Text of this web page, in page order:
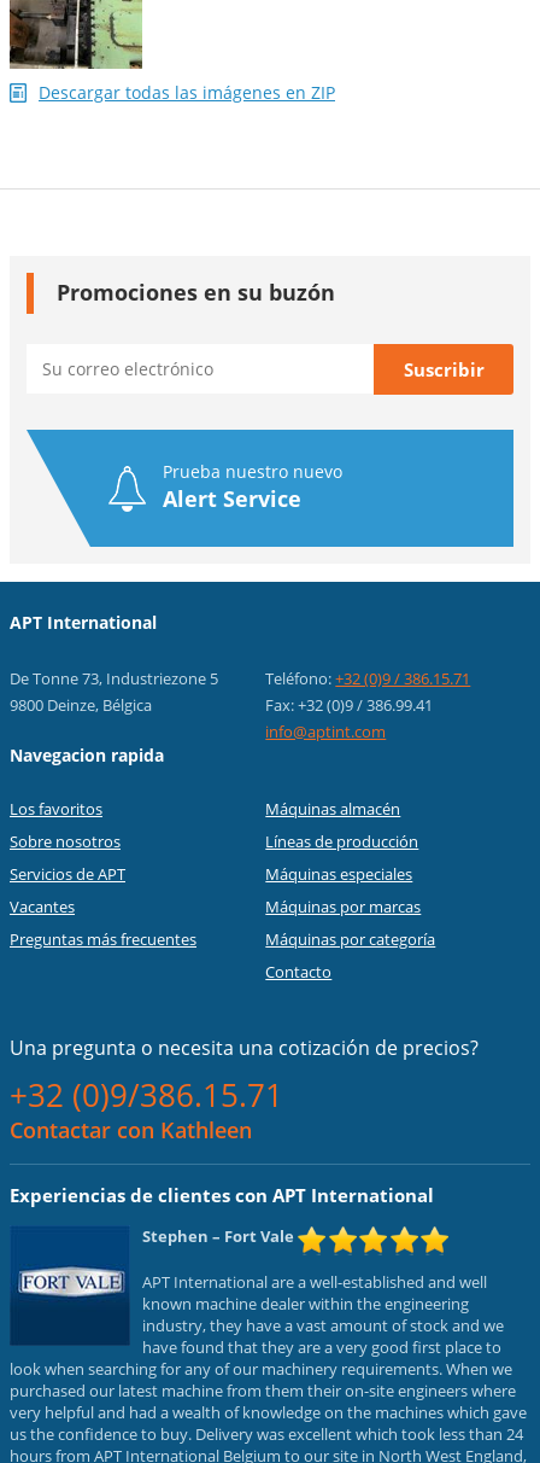
Descargar todas las imágenes en ZIP
Promociones en su buzón
Prueba nuestro nuevo
Alert Service
APT International
De Tonne 73, Industriezone 5
9800 Deinze, Bélgica
Teléfono:+32 (0)9 / 386.15.71
Fax: +32 (0)9 / 386.99.41
info@aptint.com
Navegacion rapida
Los favoritos
Sobre nosotros
Servicios de APT
Vacantes
Preguntas más frecuentes
Máquinas almacén
Líneas de producción
Máquinas especiales
Máquinas por marcas
Máquinas por categoría
Contacto
Una pregunta o necesita una cotización de precios?
+32 (0)9/386.15.71
Contactar con Kathleen
Experiencias de clientes con APT International
Stephen – Fort Vale
APT International are a well-established and well
known machine dealer within the engineering
industry, they have a vast amount of stock and we
have found that they are a very good first place to
look when searching for any of our machinery requirements. When we
purchased our latest machine from them their on-site engineers where
very helpful and had a wealth of knowledge on the machines which gave
us the confidence to buy. Delivery was excellent which took less than 24
hours from APT International Belgium to our site in North West England,